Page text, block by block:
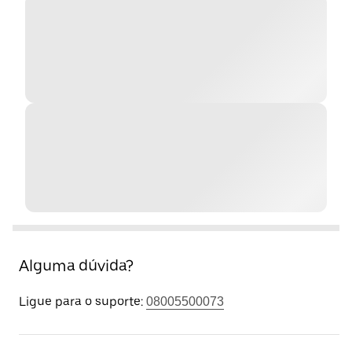
Alguma dúvida?
Ligue para o suporte: 08005500073